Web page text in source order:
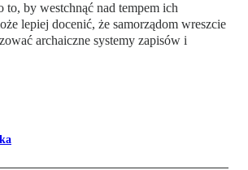
to, by westchnąć nad tempem ich
lepiej docenić, że samorządom wreszcie
archaiczne systemy zapisów i